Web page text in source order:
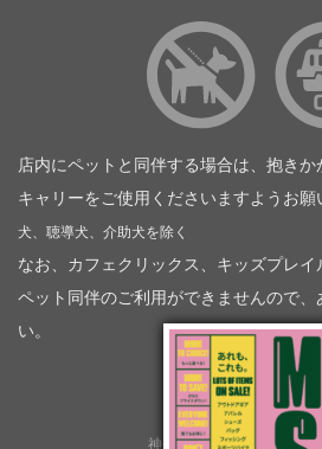
店内にペットと同伴する場合は、抱きか
キャリーをご使用くださいますようお願
犬、聴導犬、介助犬を除く
なお、カフェクリックス、キッズプレ
ペット同伴のご利用ができませんので、
い。
神奈川トヨタ自動車（企業